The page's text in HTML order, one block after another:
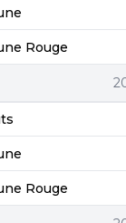
Rouge
Rouge